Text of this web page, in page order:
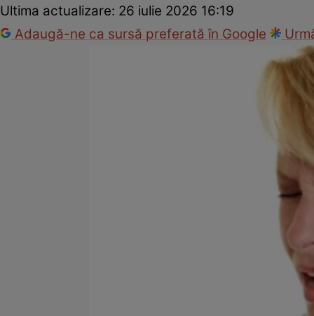
Ultima actualizare: 26 iulie 2026 16:19
Adaugă-ne ca sursă preferată în Google